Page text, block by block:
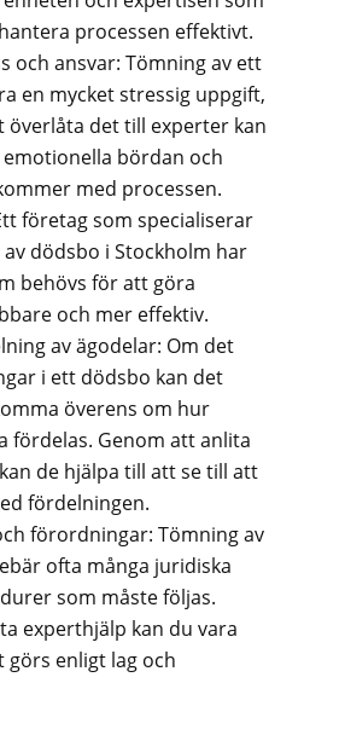
processen effektivt.
och ansvar: Tömning av ett
en mycket stressig uppgift,
överlåta det till experter kan
bördan och
med processen.
företag som specialiserar
dödsbo i Stockholm har
behövs för att göra
och mer effektiv.
av ägodelar: Om det
i ett dödsbo kan det
överens om hur
fördelas. Genom att anlita
de hjälpa till att se till att
fördelningen.
förordningar: Tömning av
ofta många juridiska
som måste följas.
experthjälp kan du vara
görs enligt lag och